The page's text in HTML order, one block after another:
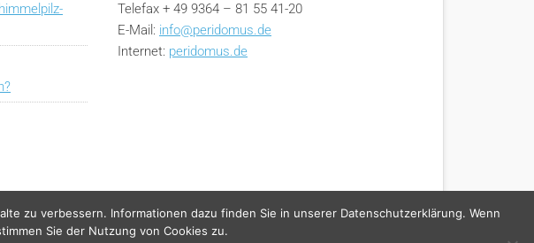
Telefax + 49 9364 – 81 55 41-20
E-Mail: info@peridomus.de
Internet: peridomus.de
zu verbessern. Informationen dazu finden Sie in unserer Datenschutzerklärung. Wenn
Sie der Nutzung von Cookies zu.